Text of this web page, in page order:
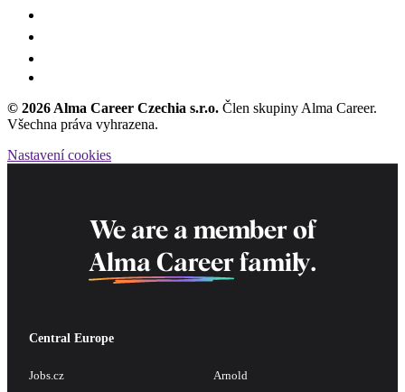
© 2026 Alma Career Czechia s.r.o. Člen skupiny Alma Career.
Všechna práva vyhrazena.
Nastavení cookies
We are a member of
Alma Career family.
Central Europe
Jobs.cz
Arnold